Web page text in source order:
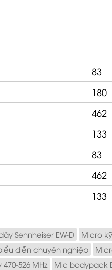
83
180
462
133
83
462
133
Sennheiser EW-D
Micro
diễn chuyên nghiệp
526 MHz
Mic bodypack